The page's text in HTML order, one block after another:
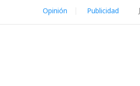
content
Opinión Publicidad